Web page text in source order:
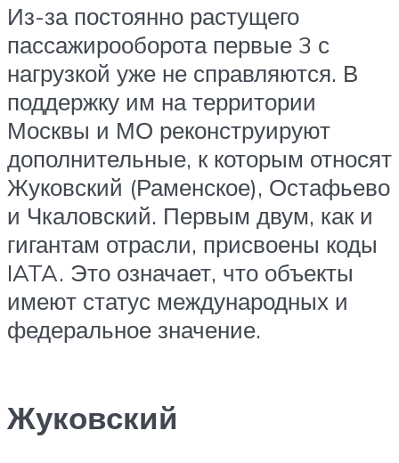
Из-за постоянно растущего
пассажирооборота первые 3 с
нагрузкой уже не справляются. В
поддержку им на территории
Москвы и МО реконструируют
дополнительные, к которым относят
Жуковский (Раменское), Остафьево
и Чкаловский. Первым двум, как и
гигантам отрасли, присвоены коды
IATA. Это означает, что объекты
имеют статус международных и
федеральное значение.
Жуковский